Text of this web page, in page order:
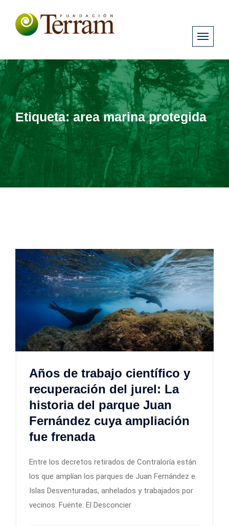
Etiqueta:area marina protegida
Años de trabajo científico y
recuperación del jurel: La
historia del parque Juan
Fernández cuya ampliación
fue frenada
Entre los decretos retirados de Contraloría están
los que amplían los parques de Juan Fernández e
Islas Desventuradas, anhelados y trabajados por
vecinos. Fuente: El Desconcier